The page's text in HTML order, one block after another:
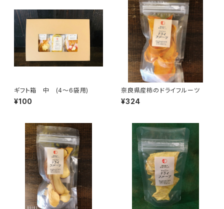
ギフト箱 中 (4～6袋用)
¥100
奈良県産柿のドライフルーツ
¥324